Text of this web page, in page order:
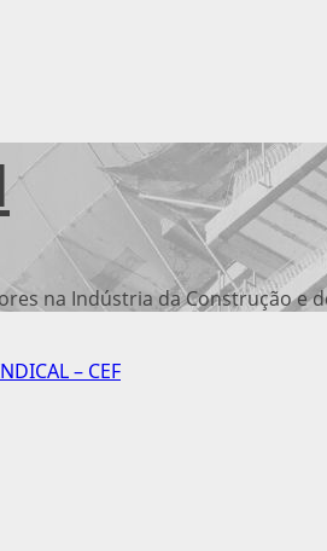
na Indústria da Construção e
– CEF